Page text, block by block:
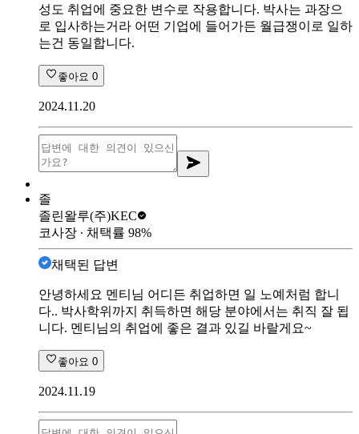
성도 취업에 중요한 변수로 작용합니다. 박사는 과장으
로 입사하는거라 어떤 기업에 들어가든 월급쟁이로 일하
는건 동일합니다.
좋아요 0
2024.11.20
졸
졸린왈루(주)KEC
코사장 ∙ 채택률 98%
채택된 답변
안녕하세요 멘티님 어디든 취업하면 일 노예처럼 합니
다.. 박사학위까지 취득하면 해당 분야에서는 취직 잘 됩
니다. 멘티님의 취업에 좋은 결과 있길 바랄게요~
좋아요 0
2024.11.19